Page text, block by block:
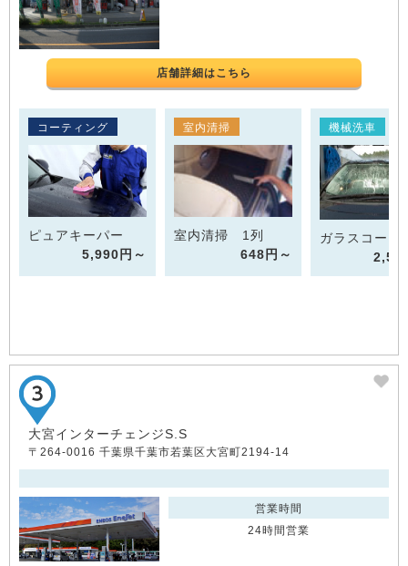
店舗詳細はこちら
コーティング
ピュアキーパー
5,990円～
室内清掃
室内清掃 1列
648円～
機械洗車
ガラスコート
大宮インターチェンジS.S
〒264-0016 千葉県千葉市若葉区大宮町2194-14
営業時間
24時間営業